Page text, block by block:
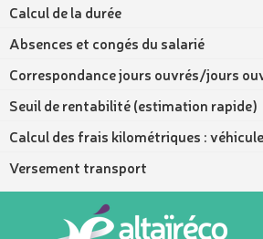
Calcul de la durée
Absences et congés du salarié
Correspondance jours ouvrés/jours
Seuil de rentabilité (estimation rapide)
Calcul des frais kilométriques :
Versement transport